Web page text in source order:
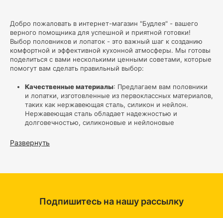
Добро пожаловать в интернет-магазин "Будлея" - вашего
верного помощника для успешной и приятной готовки!
Выбор половников и лопаток - это важный шаг к созданию
комфортной и эффективной кухонной атмосферы. Мы готовы
поделиться с вами несколькими ценными советами, которые
помогут вам сделать правильный выбор:
Качественные материалы: Предлагаем вам половники
и лопатки, изготовленные из первоклассных материалов,
таких как нержавеющая сталь, силикон и нейлон.
Нержавеющая сталь обладает надежностью и
долговечностью, силиконовые и нейлоновые
сковородок.
Эргономичные ручки
половники удобны для мелких ингредиентов, а широкие
Развернуть
Подпишитесь на нашу рассылку